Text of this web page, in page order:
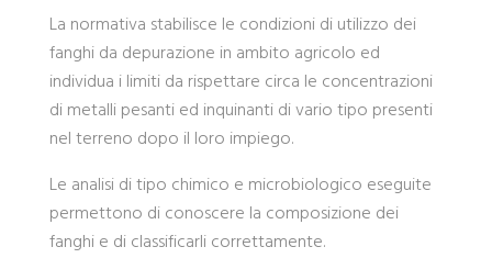
La normativa stabilisce le condizioni di utilizzo dei
fanghi da depurazione in ambito agricolo ed
individua i limiti da rispettare circa le concentrazioni
di metalli pesanti ed inquinanti di vario tipo presenti
nel terreno dopo il loro impiego.
Le analisi di tipo chimico e microbiologico eseguite
permettono di conoscere la composizione dei
fanghi e di classificarli correttamente.